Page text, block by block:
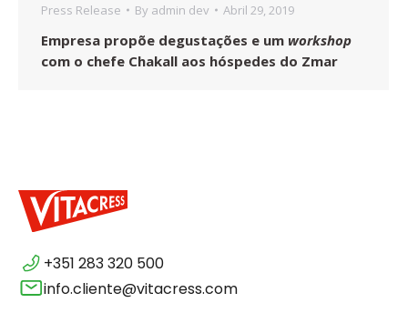
Press Release By admin dev Abril 29, 2019
Empresa propõe degustações e um workshop
com o chefe Chakall aos hóspedes do Zmar
+351 283 320 500
info.cliente@vitacress.com